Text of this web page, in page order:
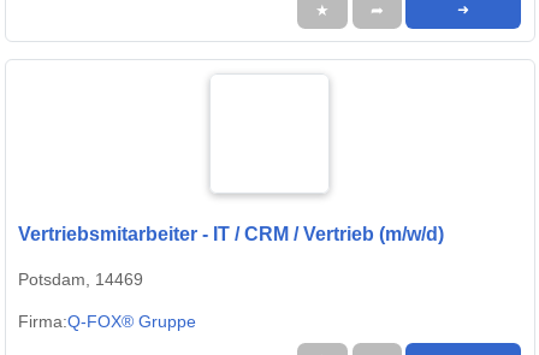
★ ➦ ➜
Vertriebsmitarbeiter - IT / CRM / Vertrieb (m/w/d)
Potsdam, 14469
Firma:Q-FOX® Gruppe